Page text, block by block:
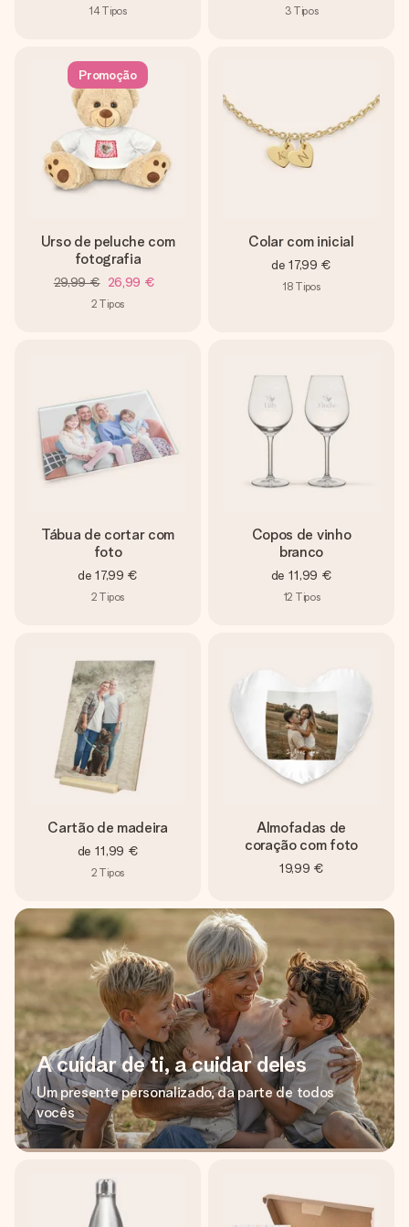
14Tipos 3 Tipos
Promoção
Urso de peluche com
fotografia
29,99 € 26,99 €
2 Tipos
Colar com inicial
de 17,99 €
18 Tipos
Tábua de cortar com
foto
de 17,99 €
2 Tipos
Copos de vinho
branco
de 11,99 €
12 Tipos
Cartão de madeira
de 11,99 €
2 Tipos
Almofadas de
coração com foto
19,99 €
A cuidar de ti, a cuidar deles
Um presente personalizado, da parte de todos
vocês